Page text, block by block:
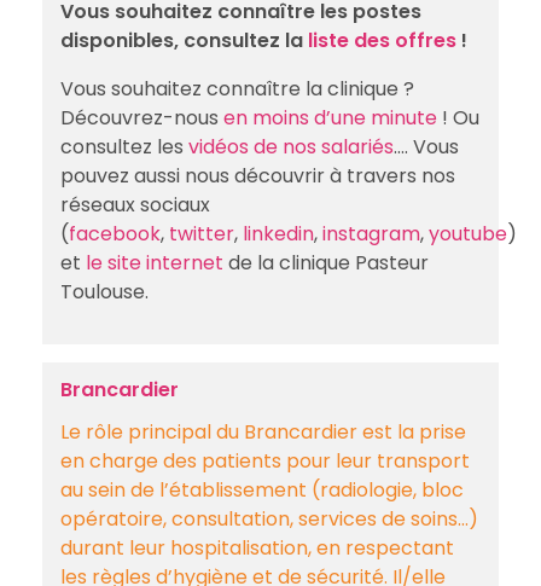
Vous souhaitez connaître les postes
disponibles, consultez la liste des offres !
Vous souhaitez connaître la clinique ?
Découvrez-nous en moins d’une minute ! Ou
consultez les vidéos de nos salariés…. Vous
pouvez aussi nous découvrir à travers nos
réseaux sociaux
(facebook, twitter, linkedin,instagram,youtube)
et le site internet de la clinique Pasteur
Toulouse.
Brancardier
Le rôle principal du Brancardier est la prise
en charge des patients pour leur transport
au sein de l’établissement (radiologie, bloc
opératoire, consultation, services de soins…)
durant leur hospitalisation, en respectant
les règles d’hygiène et de sécurité. Il/elle